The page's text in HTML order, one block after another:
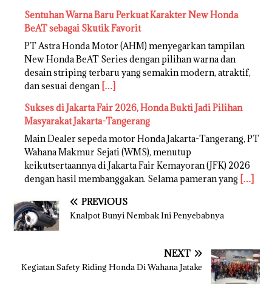
Sentuhan Warna Baru Perkuat Karakter New Honda
BeAT sebagai Skutik Favorit
PT Astra Honda Motor (AHM) menyegarkan tampilan
New Honda BeAT Series dengan pilihan warna dan
desain striping terbaru yang semakin modern, atraktif,
dan sesuai dengan […]
Sukses di Jakarta Fair 2026, Honda Bukti Jadi Pilihan
Masyarakat Jakarta-Tangerang
Main Dealer sepeda motor Honda Jakarta-Tangerang, PT
Wahana Makmur Sejati (WMS), menutup
keikutsertaannya di Jakarta Fair Kemayoran (JFK) 2026
dengan hasil membanggakan. Selama pameran yang […]
PREVIOUS
Knalpot Bunyi Nembak Ini Penyebabnya
NEXT
Kegiatan Safety Riding Honda Di Wahana Jatake